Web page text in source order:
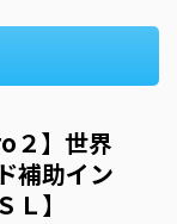
２】世界
補助イン
】